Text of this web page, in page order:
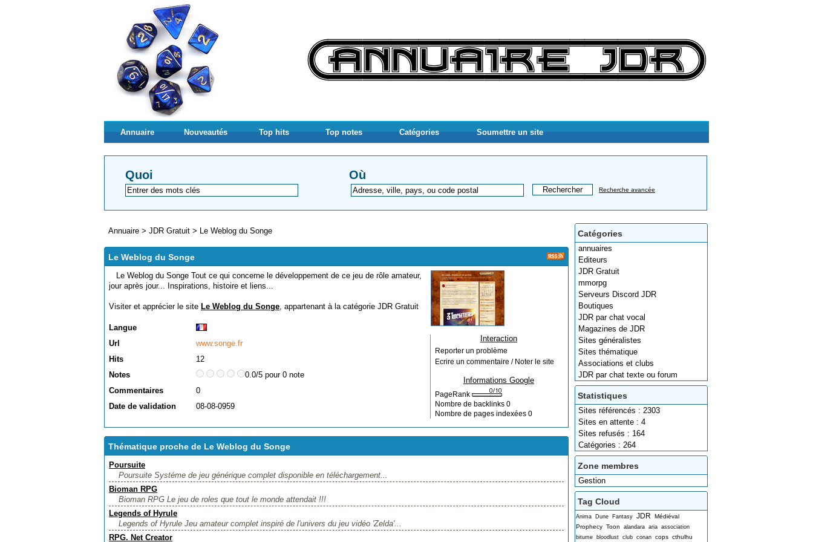
Annuaire Nouveautés Top hits Top notes Catégories Soumettre un site
Quoi Où
Recherche avancée
Catégories
annuaires
Editeurs
JDR Gratuit
mmorpg
Serveurs Discord JDR
Boutiques
JDR par chat vocal
Magazines de JDR
Sites généralistes
Sites thématique
Associations et clubs
JDR par chat texte ou forum
Statistiques
Sites référencés : 2303
Sites en attente : 4
Sites refusés : 164
Catégories : 264
Zone membres
Gestion
Tag Cloud
Anima Dune Fantasy JDR
Médiéval
Prophecy Toon alandara aria association
bitume
bloodlust club conan cops cthulhu
Annuaire > JDR Gratuit > Le Weblog du Songe
Le Weblog du Songe
Le Weblog du Songe Tout ce qui concerne le développement de ce jeu de rôle amateur,
jour après jour... Inspirations, histoire et liens...
Visiter et apprécier le site Le Weblog du Songe, appartenant à la catégorie JDR Gratuit
Langue
Url
www.songe.fr
Hits
12
Notes
0.0/5 pour 0 note
Commentaires
0
Date de validation
08-08-0959
Interaction
Reporter un problème
Ecrire un commentaire / Noter le site
Informations Google
PageRank
Nombre de backlinks 0
Nombre de pages indexées 0
Thématique proche de Le Weblog du Songe
Poursuite
Poursuite Systéme de jeu générique complet disponible en téléchargement...
Bioman RPG
Bioman RPG Le jeu de roles que tout le monde attendait !!!
Legends of Hyrule
Legends of Hyrule Jeu amateur complet inspiré de l'univers du jeu vidéo 'Zelda'...
RPG. Net Creator